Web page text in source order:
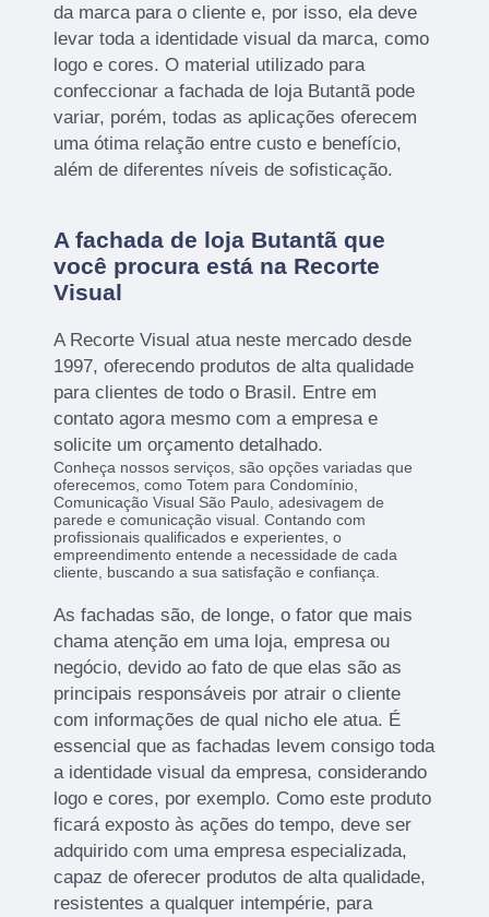
da marca para o cliente e, por isso, ela deve
levar toda a identidade visual da marca, como
logo e cores. O material utilizado para
confeccionar a fachada de loja Butantã pode
variar, porém, todas as aplicações oferecem
uma ótima relação entre custo e benefício,
além de diferentes níveis de sofisticação.
A fachada de loja Butantã que
você procura está na Recorte
Visual
A Recorte Visual atua neste mercado desde
1997, oferecendo produtos de alta qualidade
para clientes de todo o Brasil. Entre em
contato agora mesmo com a empresa e
solicite um orçamento detalhado.
Conheça nossos serviços, são opções variadas que
oferecemos, como Totem para Condomínio,
Comunicação Visual São Paulo, adesivagem de
parede e comunicação visual. Contando com
profissionais qualificados e experientes, o
empreendimento entende a necessidade de cada
cliente, buscando a sua satisfação e confiança.
As fachadas são, de longe, o fator que mais
chama atenção em uma loja, empresa ou
negócio, devido ao fato de que elas são as
principais responsáveis por atrair o cliente
com informações de qual nicho ele atua. É
essencial que as fachadas levem consigo toda
a identidade visual da empresa, considerando
logo e cores, por exemplo. Como este produto
ficará exposto às ações do tempo, deve ser
adquirido com uma empresa especializada,
capaz de oferecer produtos de alta qualidade,
resistentes a qualquer intempérie, para